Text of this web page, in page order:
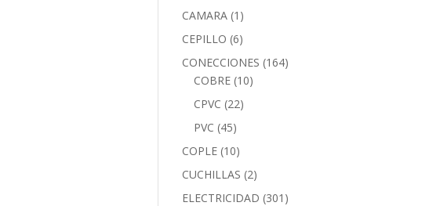
CAMARA (1)
CEPILLO (6)
CONECCIONES (164)
COBRE (10)
CPVC (22)
PVC (45)
COPLE (10)
CUCHILLAS (2)
ELECTRICIDAD (301)